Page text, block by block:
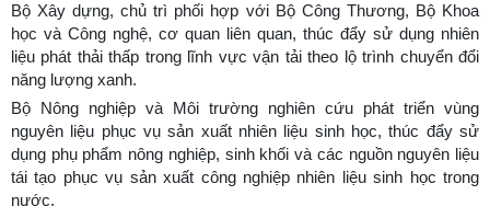
Bộ Xây dựng, chủ trì phối hợp với Bộ Công Thương, Bộ Khoa
học và Công nghệ, cơ quan liên quan, thúc đẩy sử dụng nhiên
liệu phát thải thấp trong lĩnh vực vận tải theo lộ trình chuyển đổi
năng lượng xanh.
Bộ Nông nghiệp và Môi trường nghiên cứu phát triển vùng
nguyên liệu phục vụ sản xuất nhiên liệu sinh học, thúc đẩy sử
dụng phụ phẩm nông nghiệp, sinh khối và các nguồn nguyên liệu
tái tạo phục vụ sản xuất công nghiệp nhiên liệu sinh học trong
nước.